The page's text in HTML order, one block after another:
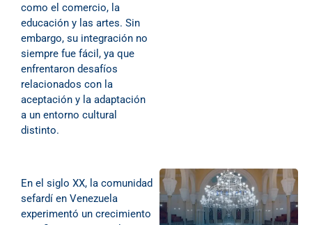
como el comercio, la
educación y las artes. Sin
embargo, su integración no
siempre fue fácil, ya que
enfrentaron desafíos
relacionados con la
aceptación y la adaptación
a un entorno cultural
distinto.
En el siglo XX, la comunidad
sefardí en Venezuela
experimentó un crecimiento